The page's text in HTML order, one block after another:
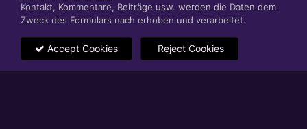
Kontakt, Kommentare, Beiträge usw. werden die Daten dem
Zweck des Formulars nach erhoben und verarbeitet.
Accept Cookies Reject Cookies